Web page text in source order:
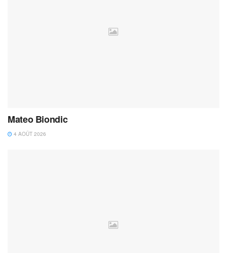
Mateo Biondic
4 AOÛT 2026